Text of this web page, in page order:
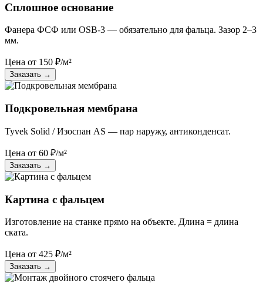
Сплошное основание
Фанера ФСФ или OSB-3 — обязательно для фальца. Зазор 2–3
мм.
Цена от 150 ₽/м²
Заказать →
Подкровельная мембрана
Tyvek Solid / Изоспан AS — пар наружу, антиконденсат.
Цена от 60 ₽/м²
Заказать →
Картина с фальцем
Изготовление на станке прямо на объекте. Длина = длина
ската.
Цена от 425 ₽/м²
Заказать →